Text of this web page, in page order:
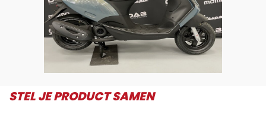
STEL JE PRODUCT SAMEN